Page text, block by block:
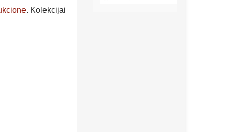
. Kolekcijai